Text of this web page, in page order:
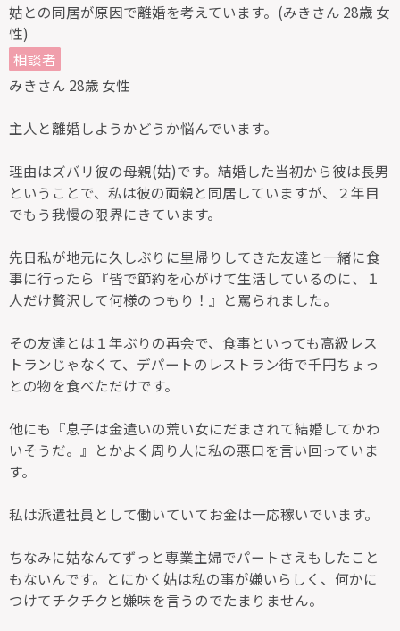
姑との同居が原因で離婚を考えています。(みきさん 28歳 女
性)
相談者
みきさん 28歳 女性
主人と離婚しようかどうか悩んでいます。
理由はズバリ彼の母親(姑)です。結婚した当初から彼は長男
ということで、私は彼の両親と同居していますが、２年目
でもう我慢の限界にきています。
先日私が地元に久しぶりに里帰りしてきた友達と一緒に食
事に行ったら『皆で節約を心がけて生活しているのに、１
人だけ贅沢して何様のつもり！』と罵られました。
その友達とは１年ぶりの再会で、食事といっても高級レス
トランじゃなくて、デパートのレストラン街で千円ちょっ
との物を食べただけです。
他にも『息子は金遣いの荒い女にだまされて結婚してかわ
いそうだ。』とかよく周り人に私の悪口を言い回っていま
す。
私は派遣社員として働いていてお金は一応稼いでいます。
ちなみに姑なんてずっと専業主婦でパートさえもしたこと
もないんです。とにかく姑は私の事が嫌いらしく、何かに
つけてチクチクと嫌味を言うのでたまりません。